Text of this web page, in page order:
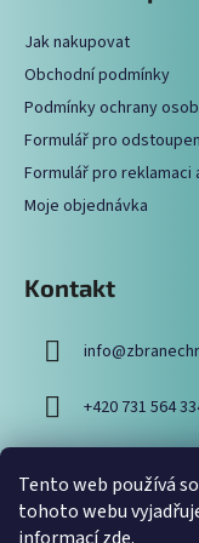
Tento web používá
tohoto webu
Jak nakupovat
Obchodní podmínky
Podmínky ochrany
Formulář pro
Formulář pro reklamaci
Moje objednávka
Kontakt
info@
+420 731 564
Vyhledávání